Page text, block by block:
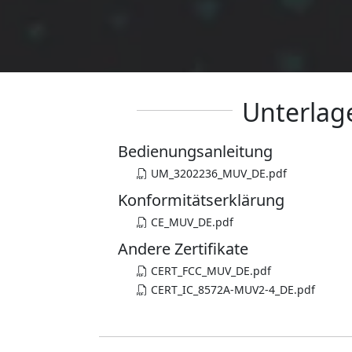
Bedienungsanleitung
UM_3202236_MUV_DE.pdf
Konformitätserklärung
CE_MUV_DE.pdf
Andere Zertifikate
CERT_FCC_MUV_DE.pdf
CERT_IC_8572A-MUV2-4_DE.pdf